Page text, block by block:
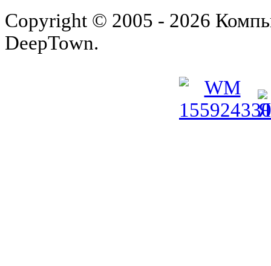
Copyright © 2005 - 2026
DeepTown.